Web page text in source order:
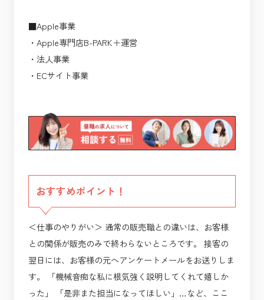
■Apple事業
・Apple専門店B-PARK＋運営
・法人事業
・ECサイト事業
おすすめポイント！
＜仕事のやりがい＞ 通常の販売職との違いは、お客様
との関係が販売のみで終わらないところです。 接客の
翌日には、お客様の元へアンケートメールをお送りしま
す。 「機械音痴な私に根気強く説明してくれて嬉しか
った」 「是非また担当になってほしい」…など、ここ